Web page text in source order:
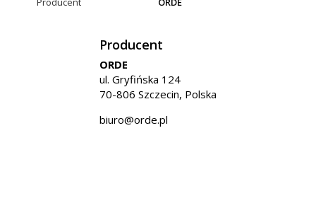
Producent
ORDE
ul. Gryfińska 124
70-806 Szczecin, Polska
biuro@orde.pl